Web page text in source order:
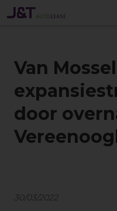
Van
door
30/03/2022